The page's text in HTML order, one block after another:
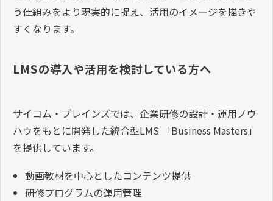
う仕組みをより現実的に捉え、活用のイメージを描きや
すくなります。
LMSの導入や活用を検討している方へ
サイコム・ブレインズでは、企業研修の設計・運用ノウ
ハウをもとに開発した統合型LMS 「Business Masters」
を提供しています。
動画教材を中心としたコンテンツ提供
研修プログラムの運用管理